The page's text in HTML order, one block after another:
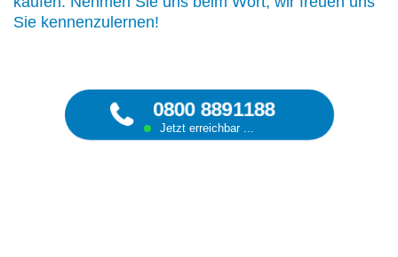
Sie kennenzulernen!
0800 8891188
Jetzt erreichbar ...